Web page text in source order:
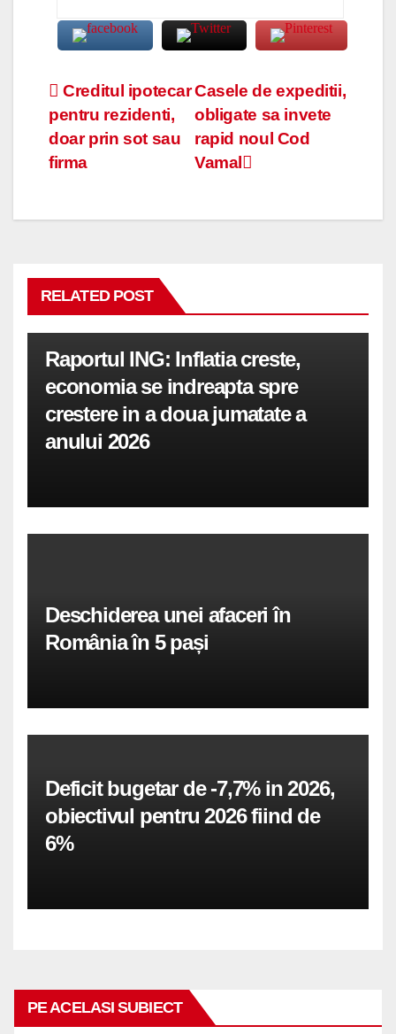
Navigare
în
articole
Casele de expeditii,
obligate sa invete
rapid noul Cod
Vamal
Creditul ipotecar
pentru rezidenti,
doar prin sot sau
firma
RELATED POST
Raportul ING: Inflatia creste,
economia se indreapta spre
crestere in a doua jumatate a
anului 2026
Deschiderea unei afaceri în
România în 5 pași
Deficit bugetar de -7,7% in 2026,
obiectivul pentru 2026 fiind de
6%
PE ACELASI SUBIECT